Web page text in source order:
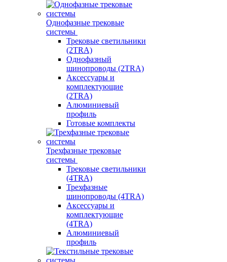
Однофазные трековые
системы
Трековые светильники
(2TRA)
Однофазный
шинопроводы (2TRA)
Аксессуары и
комплектующие
(2TRA)
Алюминиевый
профиль
Готовые комплекты
Трехфазные трековые
системы
Трековые светильники
(4TRA)
Трехфазные
шинопроводы (4TRA)
Аксессуары и
комплектующие
(4TRA)
Алюминиевый
профиль